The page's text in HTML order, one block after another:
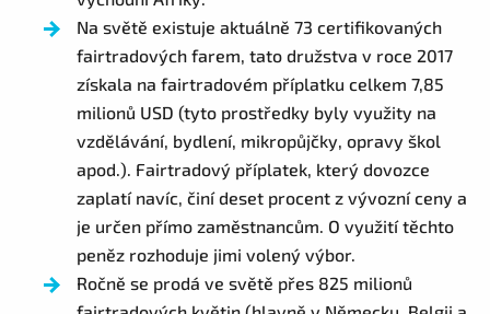
Na světě existuje aktuálně 73 certifikovaných
fairtradových farem, tato družstva v roce 2017
získala na fairtradovém příplatku celkem 7,85
milionů USD (tyto prostředky byly využity na
vzdělávání, bydlení, mikropůjčky, opravy škol
apod.). Fairtradový příplatek, který dovozce
zaplatí navíc, činí deset procent z vývozní ceny a
je určen přímo zaměstnancům. O využití těchto
peněz rozhoduje jimi volený výbor.
Ročně se prodá ve světě přes 825 milionů